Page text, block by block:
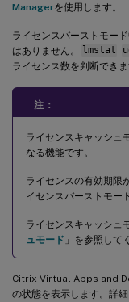
Managerを使用します。
ライセンスバーストモー
はありません。
lmstat
ライセンス数を判断できま
注：
ライセンスキャッシュ
なる機能です。
ライセンスの有効期限
イセンスバーストモー
ライセンスキャッシュ
ュモード 」を参照して
Citrix Virtual Apps and
の状態を表示します。詳